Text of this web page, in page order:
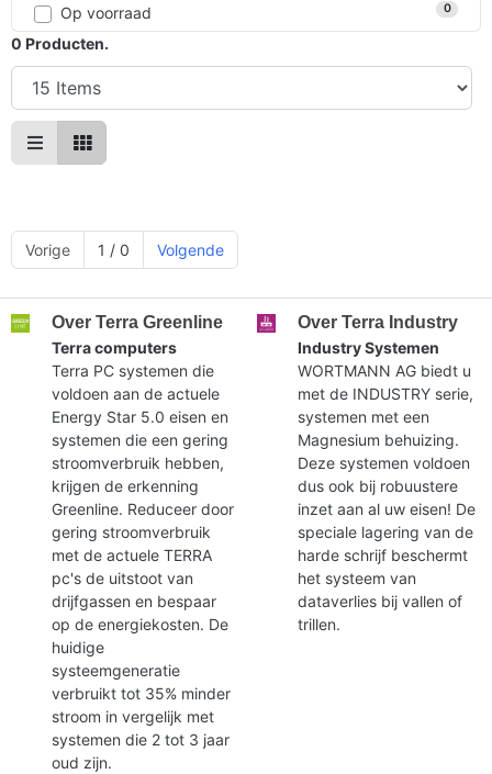
Op voorraad
0
0 Producten.
Vorige 1 / 0 Volgende
Over Terra Greenline
Terra computers
Terra PC systemen die
voldoen aan de actuele
Energy Star 5.0 eisen en
systemen die een gering
stroomverbruik hebben,
krijgen de erkenning
Greenline. Reduceer door
gering stroomverbruik
met de actuele TERRA
pc's de uitstoot van
drijfgassen en bespaar
op de energiekosten. De
huidige
systeemgeneratie
verbruikt tot 35% minder
stroom in vergelijk met
systemen die 2 tot 3 jaar
oud zijn.
Over Terra Industry
Industry Systemen
WORTMANN AG biedt u
met de INDUSTRY serie,
systemen met een
Magnesium behuizing.
Deze systemen voldoen
dus ook bij robuustere
inzet aan al uw eisen! De
speciale lagering van de
harde schrijf beschermt
het systeem van
dataverlies bij vallen of
trillen.